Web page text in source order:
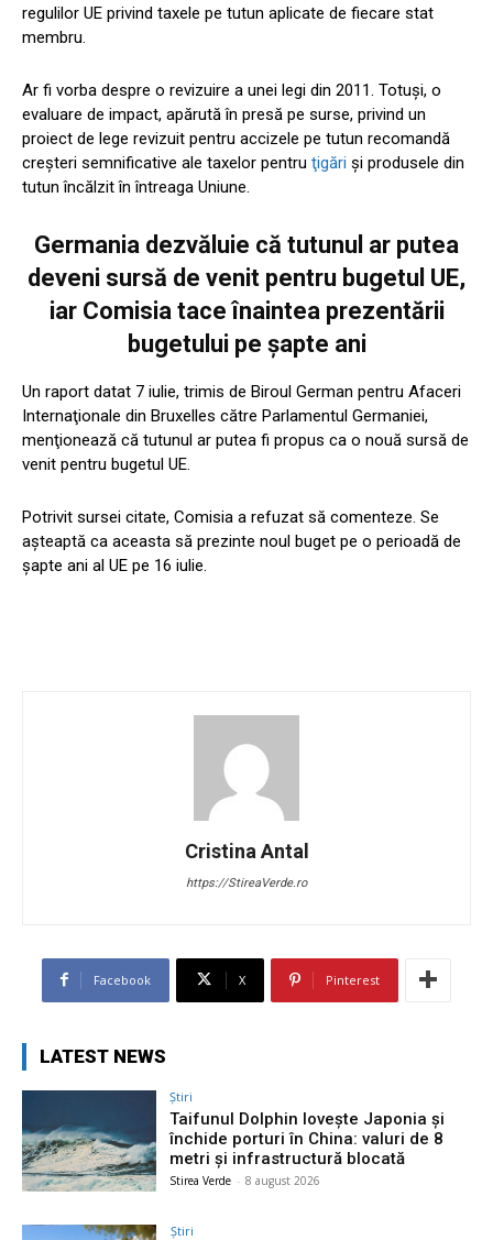
regulilor UE privind taxele pe tutun aplicate de fiecare stat
membru.
Ar fi vorba despre o revizuire a unei legi din 2011. Totuşi, o
evaluare de impact, apărută în presă pe surse, privind un
proiect de lege revizuit pentru accizele pe tutun recomandă
creşteri semnificative ale taxelor pentru ţigări şi produsele din
tutun încălzit în întreaga Uniune.
Germania dezvăluie că tutunul ar putea
deveni sursă de venit pentru bugetul UE,
iar Comisia tace înaintea prezentării
bugetului pe șapte ani
Un raport datat 7 iulie, trimis de Biroul German pentru Afaceri
Internaţionale din Bruxelles către Parlamentul Germaniei,
menţionează că tutunul ar putea fi propus ca o nouă sursă de
venit pentru bugetul UE.
Potrivit sursei citate, Comisia a refuzat să comenteze. Se
aşteaptă ca aceasta să prezinte noul buget pe o perioadă de
şapte ani al UE pe 16 iulie.
Cristina Antal
https://StireaVerde.ro
Facebook X Pinterest
LATEST NEWS
Știri
Taifunul Dolphin lovește Japonia și
închide porturi în China: valuri de 8
metri și infrastructură blocată
Stirea Verde - 8 august 2026
Știri